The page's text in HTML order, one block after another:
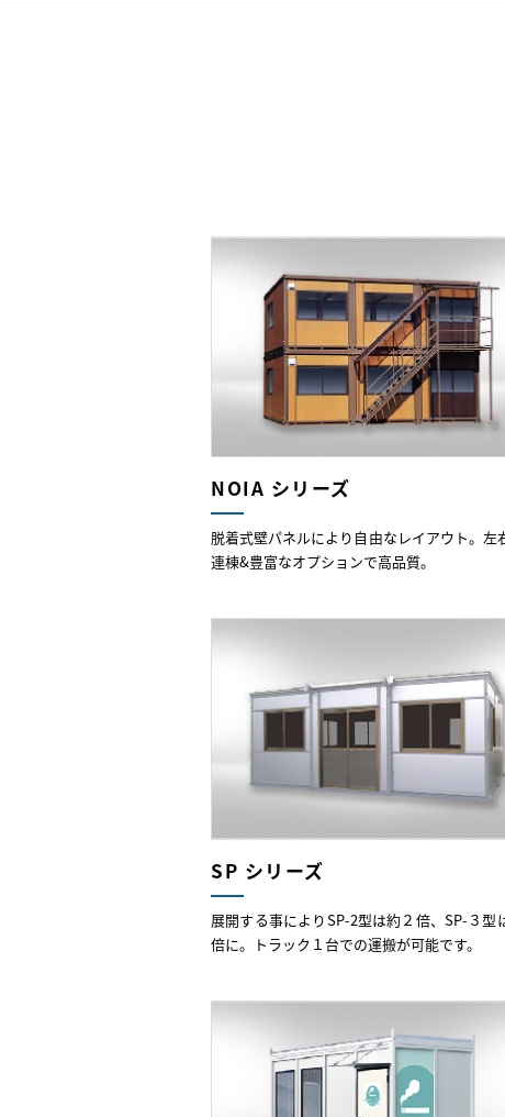
NOIA シリーズ
脱着式壁パネルにより自由なレイアウト。左
連棟&豊富なオプションで高品質。
SP シリーズ
展開する事によりSP-2型は約２倍、SP-３型
倍に。トラック１台での運搬が可能です。